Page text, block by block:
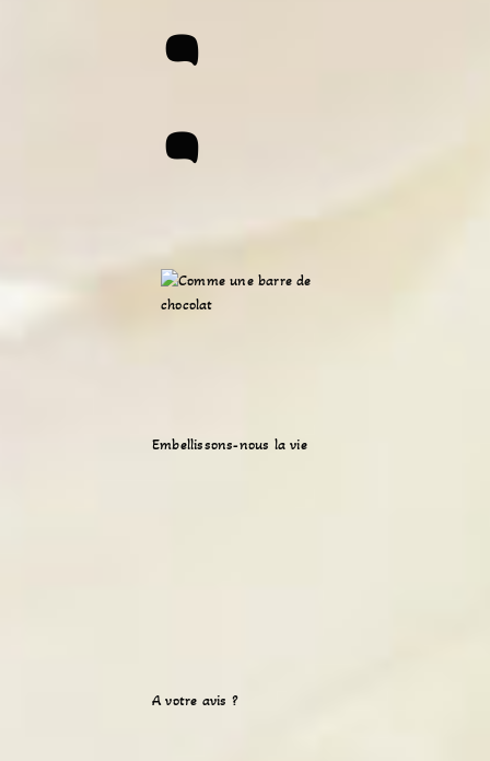
:
Embellissons-nous la vie
A votre avis ?